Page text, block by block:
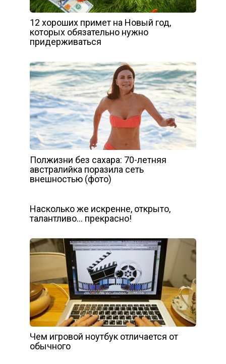
12 хороших примет на Новый год,
которых обязательно нужно
придерживаться
Полжизни без сахара: 70-летняя
австралийка поразила сеть
внешностью (фото)
Насколько же искренне, открыто,
талантливо… прекрасно!
Чем игровой ноутбук отличается от
обычного